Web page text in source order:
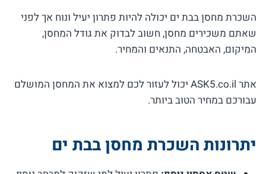
השכרת מחסן בבת ים יכולה להיות פתרון יעיל ונוח אך לפני
שאתם משכירים מחסן, חשוב לבדוק את גודל המחסן,
המיקום, האבטחה, התנאים והמחיר.
אתר ASK5.co.il יכול לעזור לכם למצוא את המחסן המושלם
עבורכם במחיר הטוב ביותר.
יתרונות השכרת מחסן בבת ים